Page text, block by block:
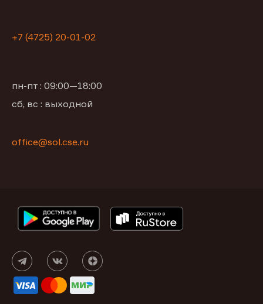
+7 (4725) 20-01-02
пн-пт : 09:00—18:00
сб, вс : выходной
office@sol.cse.ru